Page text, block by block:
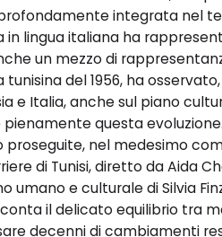
integrata nel
lingua italiana ha
un mezzo di
tunisina del 1956, ha
e Italia, anche sul piano
questa evoluzione.
proseguite, nel medesimo
di Tunisi, diretto da Aida
umano e culturale di Silvia
il delicato equilibrio tra
decenni di cambiamenti